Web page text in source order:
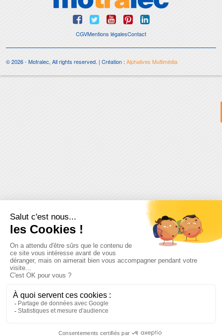
CGVMentions légalesContact
© 2026 - Motralec, All rights reserved. | Création :Alphalives Multimédia